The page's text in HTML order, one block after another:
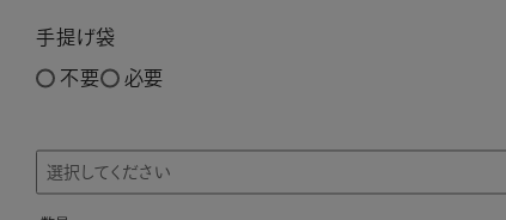
手提げ袋
不要 必要